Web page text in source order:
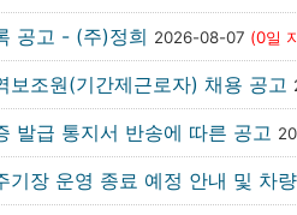
공고 - (주)정희 2026-08-07 (0일
보조원(기간제근로자) 채용 공고
발급 통지서 반송에 따른 공고
기장 운영 종료 예정 안내 및 차